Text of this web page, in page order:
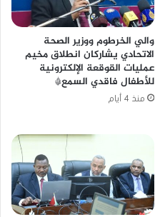
والي الخرطوم ووزير الصحة
الاتحادي يشاركان انطلاق مخيم
عمليات القوقعة الإلكترونية
للأطفال فاقدي السمع*
منذ 4 أيام